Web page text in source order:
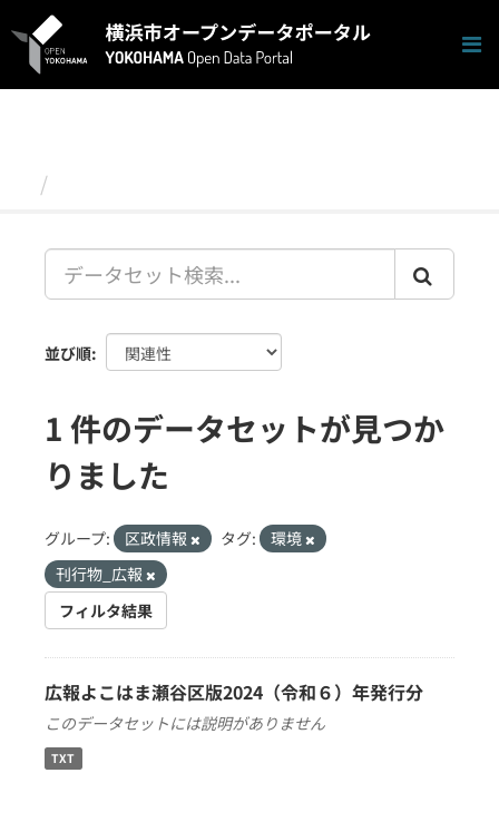
キ
並び順
1 件のデータセットが見つか
りました
グループ: 区政情報 タグ:
環境
刊行物_広報
フィルタ結果
広報よこはま瀬谷区版2024（令和６）年発行分
このデータセットには説明がありません
TXT